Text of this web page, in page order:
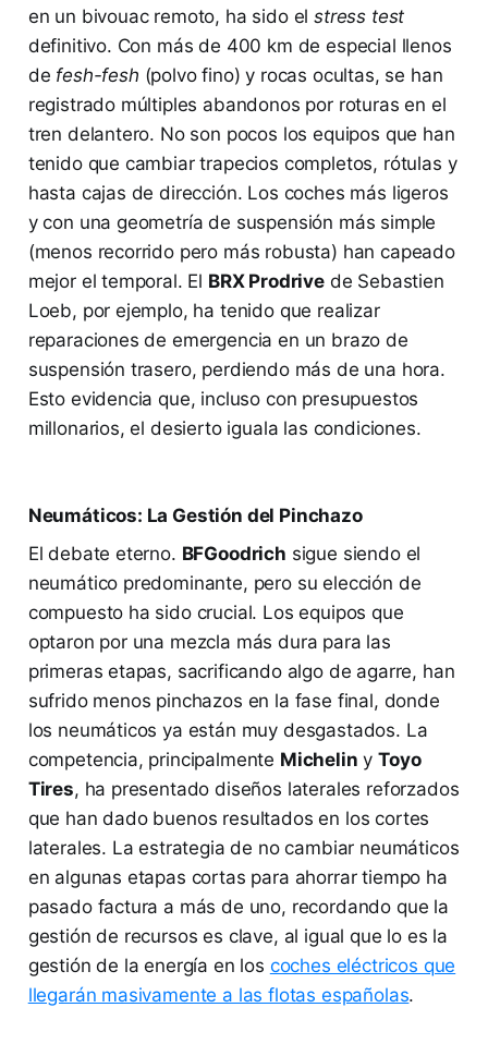
en un bivouac remoto, ha sido elstress test
definitivo. Con más de 400 km de especial llenos
de fesh-fesh (polvo fino) y rocas ocultas, se han
registrado múltiples abandonos por roturas en el
tren delantero. No son pocos los equipos que han
tenido que cambiar trapecios completos, rótulas y
hasta cajas de dirección. Los coches más ligeros
y con una geometría de suspensión más simple
(menos recorrido pero más robusta) han capeado
mejor el temporal. El BRX Prodrivede Sebastien
Loeb, por ejemplo, ha tenido que realizar
reparaciones de emergencia en un brazo de
suspensión trasero, perdiendo más de una hora.
Esto evidencia que, incluso con presupuestos
millonarios, el desierto iguala las condiciones.
Neumáticos: La Gestión del Pinchazo
El debate eterno. BFGoodrich sigue siendo el
neumático predominante, pero su elección de
compuesto ha sido crucial. Los equipos que
optaron por una mezcla más dura para las
primeras etapas, sacrificando algo de agarre, han
sufrido menos pinchazos en la fase final, donde
los neumáticos ya están muy desgastados. La
competencia, principalmente Michelin yToyo
Tires, ha presentado diseños laterales reforzados
que han dado buenos resultados en los cortes
laterales. La estrategia de no cambiar neumáticos
en algunas etapas cortas para ahorrar tiempo ha
pasado factura a más de uno, recordando que la
gestión de recursos es clave, al igual que lo es la
gestión de la energía en los coches eléctricos que
llegarán masivamente a las flotas españolas.